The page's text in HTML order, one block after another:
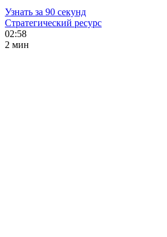
Узнать за 90 секунд
Стратегический ресурс
02:58
2 мин